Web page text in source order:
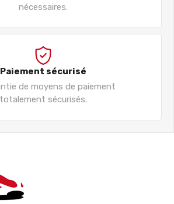
nécessaires.
Paiement sécurisé
de moyens de paiement
totalement sécurisés.